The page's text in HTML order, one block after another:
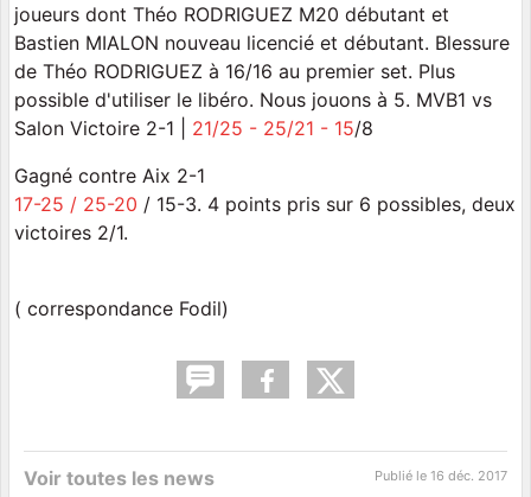
joueurs dont Théo RODRIGUEZ M20 débutant et
Bastien MIALON nouveau licencié et débutant. Blessure
de Théo RODRIGUEZ à 16/16 au premier set. Plus
possible d'utiliser le libéro. Nous jouons à 5. MVB1 vs
Salon Victoire 2-1 | 21/25 - 25/21 - 15/8
Gagné contre Aix 2-1
17-25 / 25-20 / 15-3. 4 points pris sur 6 possibles, deux
victoires 2/1.
( correspondance Fodil)
Voir toutes les news Publié le 16 déc. 2017